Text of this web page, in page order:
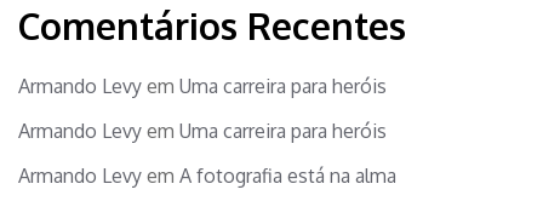
Comentários Recentes
Armando Levy em Uma carreira para heróis
Armando Levy em Uma carreira para heróis
Armando Levy em A fotografia está na alma